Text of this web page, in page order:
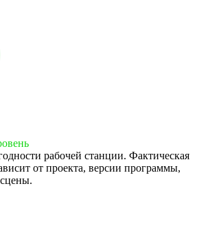
рабочей станции. Фактическая
от проекта, версии программы,